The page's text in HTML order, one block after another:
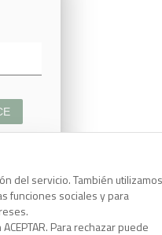
del servicio. También utilizamos
funciones sociales y para
Para rechazar puede